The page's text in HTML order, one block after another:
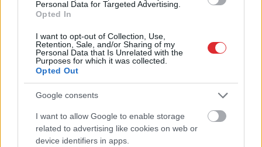
Personal Data for Targeted Advertising.
Opted In
I want to opt-out of Collection, Use,
Retention, Sale, and/or Sharing of my
Personal Data that Is Unrelated with the
Purposes for which it was collected.
Opted Out
Google consents
I want to allow Google to enable storage
related to advertising like cookies on web or
device identifiers in apps.
skatiens
“izurbjas” citiem cauri:
3 datumi, kuros
TESTS.Ja vari izlasīt
vārdus, kas apgriezti
Atcelt Ziņot